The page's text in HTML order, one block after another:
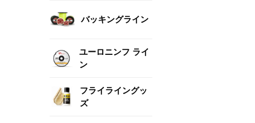
バッキングライン
ユーロニンフ ライ
ン
フライライングッ
ズ